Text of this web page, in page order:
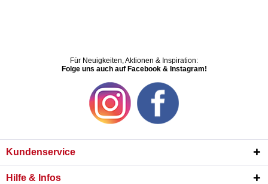
Für Neuigkeiten, Aktionen & Inspiration:
Folge uns auch auf Facebook & Instagram!
Kundenservice
Hilfe & Infos